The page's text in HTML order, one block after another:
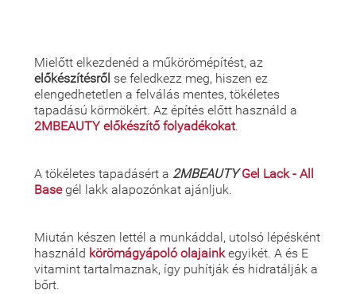
Mielőtt elkezdenéd a műkörömépítést, az
előkészítésről se feledkezz meg, hiszen ez
elengedhetetlen a felválás mentes, tökéletes
tapadású körmökért. Az építés előtt használd a
2MBEAUTY előkészítő folyadékokat.
A tökéletes tapadásért a 2MBEAUTY Gel Lack - All
Basegél lakk alapozónkat ajánljuk.
Miután készen lettél a munkáddal, utolsó lépésként
használd körömágyápoló olajainkegyikét. A és E
vitamint tartalmaznak, így puhítják és hidratálják a
bőrt.